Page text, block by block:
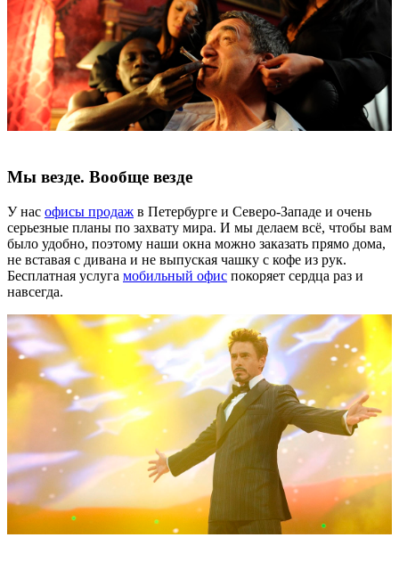
Мы везде. Вообще везде
У нас офисы продаж в Петербурге и Северо-Западе и очень
серьезные планы по захвату мира. И мы делаем всё, чтобы вам
было удобно, поэтому наши окна можно заказать прямо дома,
не вставая с дивана и не выпуская чашку с кофе из рук.
Бесплатная услуга мобильный офис покоряет сердца раз и
навсегда.